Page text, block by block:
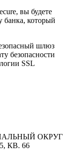
вы будете
банка, который
шлюз
безопасности
SSL
ОКРУГ
КВ. 66